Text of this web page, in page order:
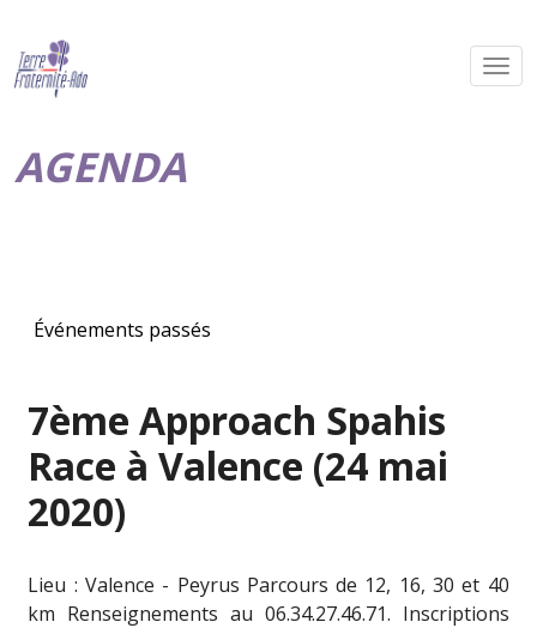
AGENDA
Événements passés
7ème Approach Spahis
Race à Valence (24 mai
2020)
Lieu : Valence - Peyrus Parcours de 12, 16, 30 et 40
km Renseignements au 06.34.27.46.71. Inscriptions